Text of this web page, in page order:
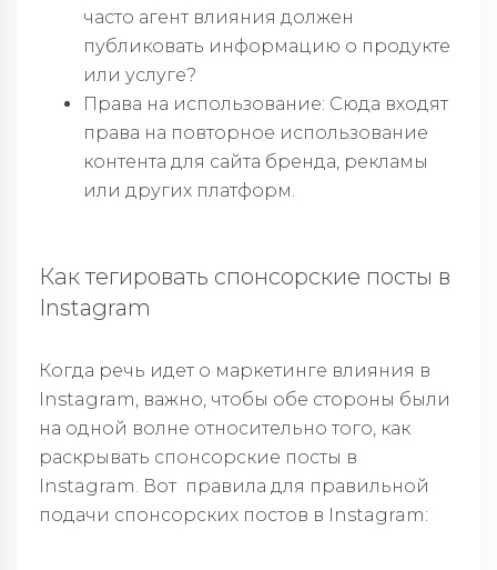
часто агент влияния должен
публиковать информацию о продукте
или услуге?
Права на использование: Сюда входят
права на повторное использование
контента для сайта бренда, рекламы
или других платформ.
Как тегировать спонсорские посты в
Instagram
Когда речь идет о маркетинге влияния в
Instagram, важно, чтобы обе стороны были
на одной волне относительно того, как
раскрывать спонсорские посты в
Instagram. Вот правила для правильной
подачи спонсорских постов в Instagram: